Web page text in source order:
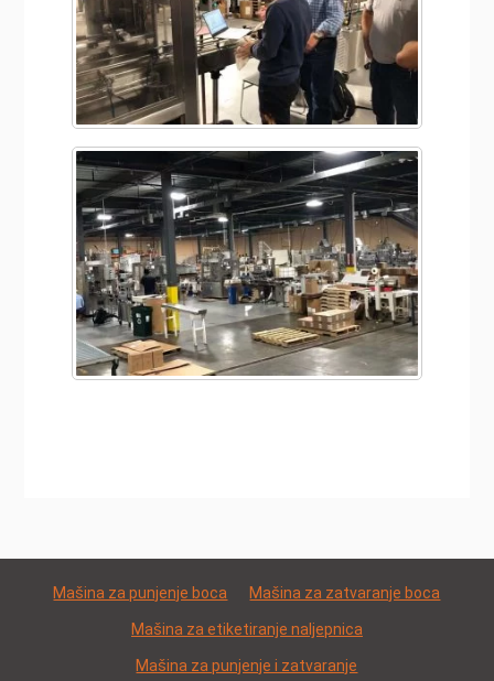
Mašina za punjenje boca Mašina za zatvaranje boca
Mašina za etiketiranje naljepnica
Mašina za punjenje i zatvaranje